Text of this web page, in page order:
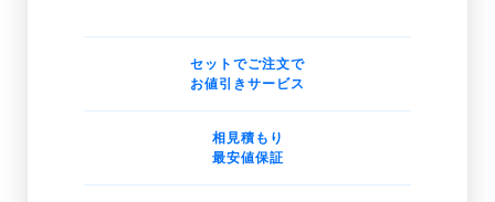
セットでご注文で
お値引きサービス
相見積もり
最安値保証